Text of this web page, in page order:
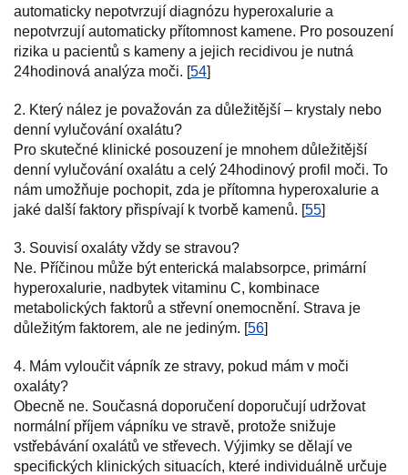
automaticky nepotvrzují diagnózu hyperoxalurie a
nepotvrzují automaticky přítomnost kamene. Pro posouzení
rizika u pacientů s kameny a jejich recidivou je nutná
24hodinová analýza moči. [54]
2. Který nález je považován za důležitější – krystaly nebo
denní vylučování oxalátu?
Pro skutečné klinické posouzení je mnohem důležitější
denní vylučování oxalátu a celý 24hodinový profil moči. To
nám umožňuje pochopit, zda je přítomna hyperoxalurie a
jaké další faktory přispívají k tvorbě kamenů. [55]
3. Souvisí oxaláty vždy se stravou?
Ne. Příčinou může být enterická malabsorpce, primární
hyperoxalurie, nadbytek vitaminu C, kombinace
metabolických faktorů a střevní onemocnění. Strava je
důležitým faktorem, ale ne jediným. [56]
4. Mám vyloučit vápník ze stravy, pokud mám v moči
oxaláty?
Obecně ne. Současná doporučení doporučují udržovat
normální příjem vápníku ve stravě, protože snižuje
vstřebávání oxalátů ve střevech. Výjimky se dělají ve
specifických klinických situacích, které individuálně určuje